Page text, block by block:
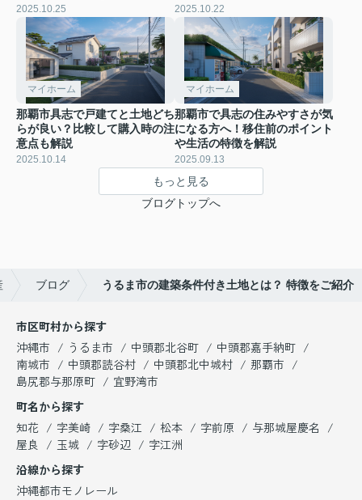
2025.10.25 2025.10.22
マイホーム
那覇市具志で戸建てと土地どち
らが良い？比較して購入時の注
意点も解説
2025.10.14
マイホーム
那覇市で具志の住みやすさが気
になる方へ！移住前のポイント
や生活の特徴を解説
2025.09.13
もっと見る
ブログトップへ
ブログ うるま市の建築条件付き土地とは？ 特徴をご紹介
市区町村から探す
沖縄市
うるま市 中頭郡北谷町
中頭郡嘉手納町
南城市
中頭郡読谷村 中頭郡北中城村
那覇市
島尻郡与那原町
宜野湾市
町名から探す
知花
字美崎 字桑江 松本 字前原
与那城屋慶名
屋良
玉城 字砂辺
字江洲
沿線から探す
沖縄都市モノレール